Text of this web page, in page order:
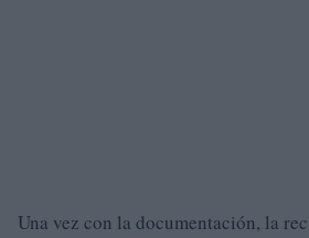
Una vez con la documentación, la